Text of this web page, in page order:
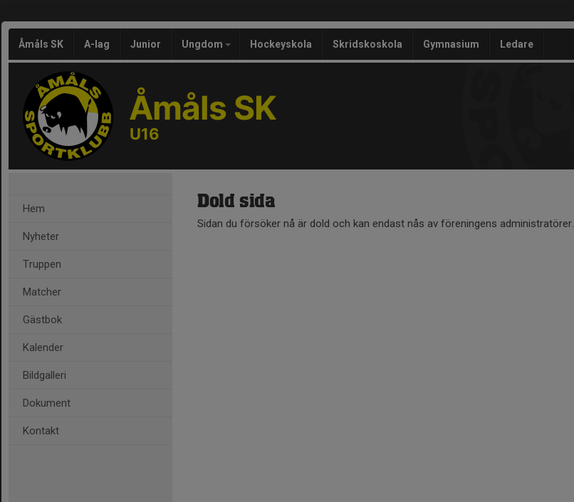
Åmåls SK A-lag Junior Ungdom Hockeyskola Skridskoskola Gymnasium Ledare
Åmåls SK
U16
Hem
Nyheter
Truppen
Matcher
Gästbok
Kalender
Bildgalleri
Dokument
Kontakt
Dold sida
Sidan du försöker nå är dold och kan endast nås av föreningens administratörer.